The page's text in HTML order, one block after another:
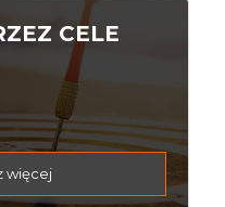
CELE
więcej